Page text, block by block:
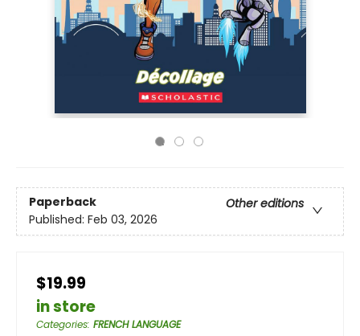
Paperback
Other editions
Published: Feb 03, 2026
$19.99
in store
Categories: FRENCH LANGUAGE